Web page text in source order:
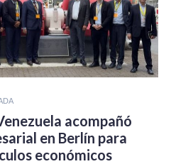
acompañó
en Berlín para
económicos